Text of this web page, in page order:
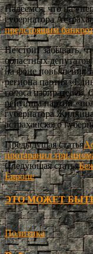
Надеемся, что на
губернатора
предстоящим
Не стоит забывать,
областных
на фоне повышения
региона партия
голоса
рейтинга партии
губернатора
астраханского
Предыдущая статья
протаранил три
Следующая статья
Европе
ЭТО МОЖЕТ
Политика